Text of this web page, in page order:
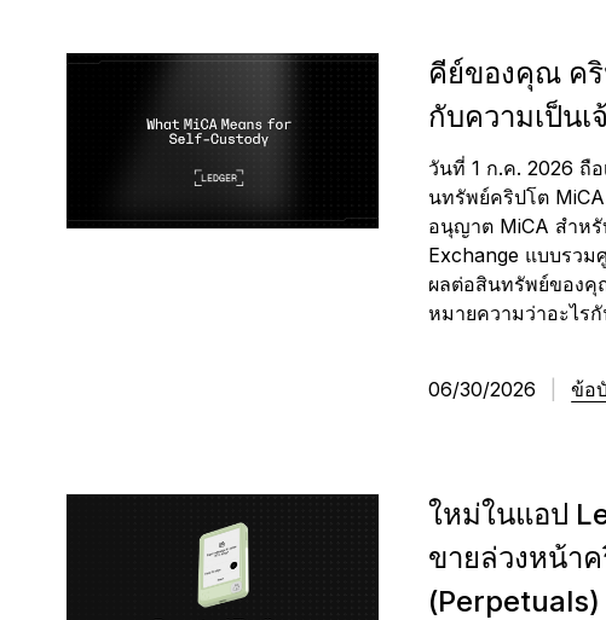
คีย์ของคุณ คริ
กับความเป็น
วันที่ 1 ก.ค. 2026 ถื
นทรัพย์คริปโต
อนุญาต MiCA สำห
Exchange แบบรวม
ผลต่อสินทรัพย์ของคุ
หมายความว่าอะไร
06/30/2026 ข้อ
ใหม่ในแอป
ขายล่วงหน้า